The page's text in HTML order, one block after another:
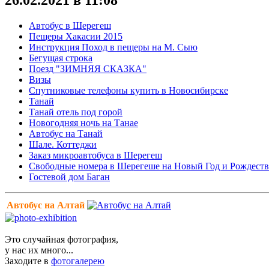
Автобус в Шерегеш
Пещеры Хакасии 2015
Инструкция Поход в пещеры на М. Сыю
Бегущая строка
Поезд "ЗИМНЯЯ СКАЗКА"
Визы
Спутниковые телефоны купить в Новосибирске
Танай
Танай отель под горой
Новогодняя ночь на Танае
Автобус на Танай
Шале. Коттеджи
Заказ микроавтобуса в Шерегеш
Свободные номера в Шерегеше на Новый Год и
Гостевой дом Баган
Автобус на Алтай
Это случайная фотография,
у нас их много...
Заходите в фотогалерею